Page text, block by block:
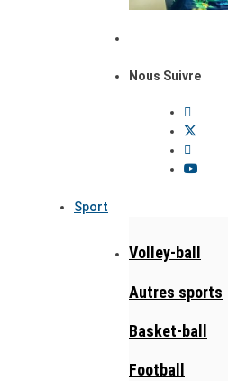
Nous Suivre
Sport
Volley-ball
Autres sports
Basket-ball
Football